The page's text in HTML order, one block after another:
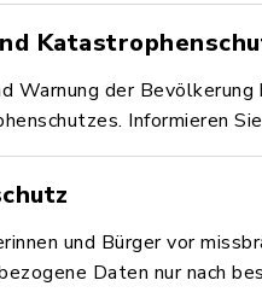
Warnung der
Informieren
und Bürger vor
Daten nur nach